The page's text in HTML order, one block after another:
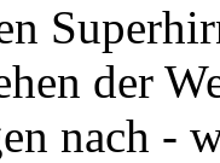
der
nach -